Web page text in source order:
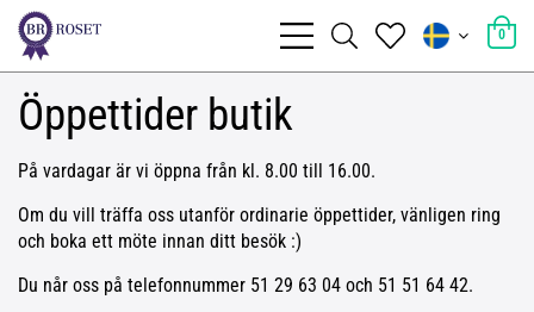
0
Öppettider butik
På vardagar är vi öppna från kl. 8.00 till 16.00.
Om du vill träffa oss utanför ordinarie öppettider, vänligen ring
och boka ett möte innan ditt besök :)
Du når oss på telefonnummer 51 29 63 04 och 51 51 64 42.